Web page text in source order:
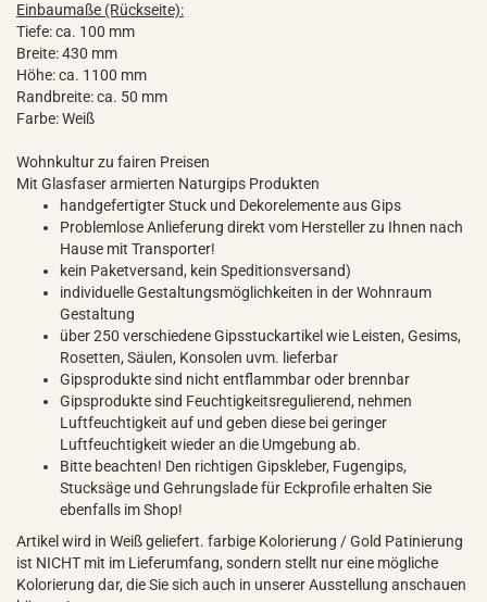
Einbaumaße (Rückseite):
Tiefe: ca. 100 mm
Breite: 430 mm
Höhe: ca. 1100 mm
Randbreite: ca. 50 mm
Farbe: Weiß
Wohnkultur zu fairen Preisen
Mit Glasfaser armierten Naturgips Produkten
handgefertigter Stuck und Dekorelemente aus Gips
Problemlose Anlieferung direkt vom Hersteller zu Ihnen nach
Hause mit Transporter!
kein Paketversand, kein Speditionsversand)
individuelle Gestaltungsmöglichkeiten in der Wohnraum
Gestaltung
über 250 verschiedene Gipsstuckartikel wie Leisten, Gesims,
Rosetten, Säulen, Konsolen uvm. lieferbar
Gipsprodukte sind nicht entflammbar oder brennbar
Gipsprodukte sind Feuchtigkeitsregulierend, nehmen
Luftfeuchtigkeit auf und geben diese bei geringer
Luftfeuchtigkeit wieder an die Umgebung ab.
Bitte beachten! Den richtigen Gipskleber, Fugengips,
Stucksäge und Gehrungslade für Eckprofile erhalten Sie
ebenfalls im Shop!
Artikel wird in Weiß geliefert. farbige Kolorierung / Gold Patinierung
ist NICHT mit im Lieferumfang, sondern stellt nur eine mögliche
Kolorierung dar, die Sie sich auch in unserer Ausstellung anschauen